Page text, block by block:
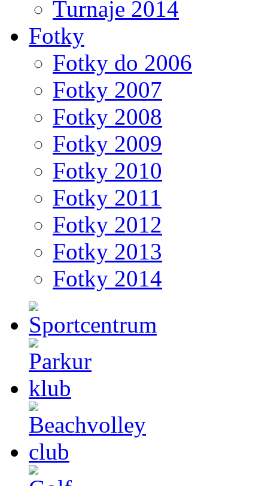
Turnaje 2014
Fotky
Fotky do 2006
Fotky 2007
Fotky 2008
Fotky 2009
Fotky 2010
Fotky 2011
Fotky 2012
Fotky 2013
Fotky 2014